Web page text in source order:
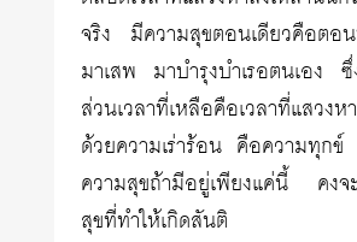
จริง มีความสุขตอนเดียวคือตอ
มาเสพ มาบำรุงบำเรอตนเอง ซึ่
ส่วนเวลาที่เหลือคือเวลาที่แสว
ด้วยความเร่าร้อน คือความทุกข์
ความสุขถ้ามีอยู่เพียงแค่นี้ คงจ
สุขที่ทำให้เกิดสันติ